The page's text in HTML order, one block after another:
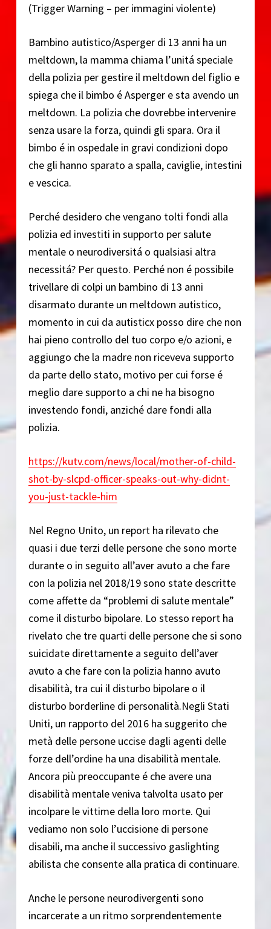
(Trigger Warning – per immagini violente)
Bambino autistico/Asperger di 13 anni ha un
meltdown, la mamma chiama l’unitá speciale
della polizia per gestire il meltdown del figlio e
spiega che il bimbo é Asperger e sta avendo un
meltdown. La polizia che dovrebbe intervenire
senza usare la forza, quindi gli spara. Ora il
bimbo é in ospedale in gravi condizioni dopo
che gli hanno sparato a spalla, caviglie, intestini
e vescica.
Perché desidero che vengano tolti fondi alla
polizia ed investiti in supporto per salute
mentale o neurodiversitá o qualsiasi altra
necessitá? Per questo. Perché non é possibile
trivellare di colpi un bambino di 13 anni
disarmato durante un meltdown autistico,
momento in cui da autisticx posso dire che non
hai pieno controllo del tuo corpo e/o azioni, e
aggiungo che la madre non riceveva supporto
da parte dello stato, motivo per cui forse é
meglio dare supporto a chi ne ha bisogno
investendo fondi, anziché dare fondi alla
polizia.
https://kutv.com/news/local/mother-of-child-
shot-by-slcpd-officer-speaks-out-why-didnt-
you-just-tackle-him
Nel Regno Unito, un report ha rilevato che
quasi i due terzi delle persone che sono morte
durante o in seguito all’aver avuto a che fare
con la polizia nel 2018/19 sono state descritte
come affette da “problemi di salute mentale”
come il disturbo bipolare. Lo stesso report ha
rivelato che tre quarti delle persone che si sono
suicidate direttamente a seguito dell’aver
avuto a che fare con la polizia hanno avuto
disabilità, tra cui il disturbo bipolare o il
disturbo borderline di personalità.Negli Stati
Uniti, un rapporto del 2016 ha suggerito che
metà delle persone uccise dagli agenti delle
forze dell’ordine ha una disabilità mentale.
Ancora più preoccupante é che avere una
disabilità mentale veniva talvolta usato per
incolpare le vittime della loro morte. Qui
vediamo non solo l’uccisione di persone
disabili, ma anche il successivo gaslighting
abilista che consente alla pratica di continuare.
Anche le persone neurodivergenti sono
incarcerate a un ritmo sorprendentemente